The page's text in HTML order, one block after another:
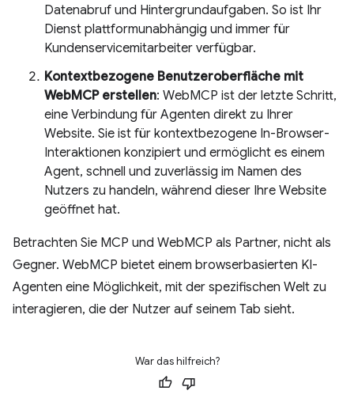
Datenabruf und Hintergrundaufgaben. So ist Ihr
Dienst plattformunabhängig und immer für
Kundenservicemitarbeiter verfügbar.
Kontextbezogene Benutzeroberfläche mit
WebMCP erstellen: WebMCP ist der letzte Schritt,
eine Verbindung für Agenten direkt zu Ihrer
Website. Sie ist für kontextbezogene In-Browser-
Interaktionen konzipiert und ermöglicht es einem
Agent, schnell und zuverlässig im Namen des
Nutzers zu handeln, während dieser Ihre Website
geöffnet hat.
Betrachten Sie MCP und WebMCP als Partner, nicht als
Gegner. WebMCP bietet einem browserbasierten KI-
Agenten eine Möglichkeit, mit der spezifischen Welt zu
interagieren, die der Nutzer auf seinem Tab sieht.
War das hilfreich?